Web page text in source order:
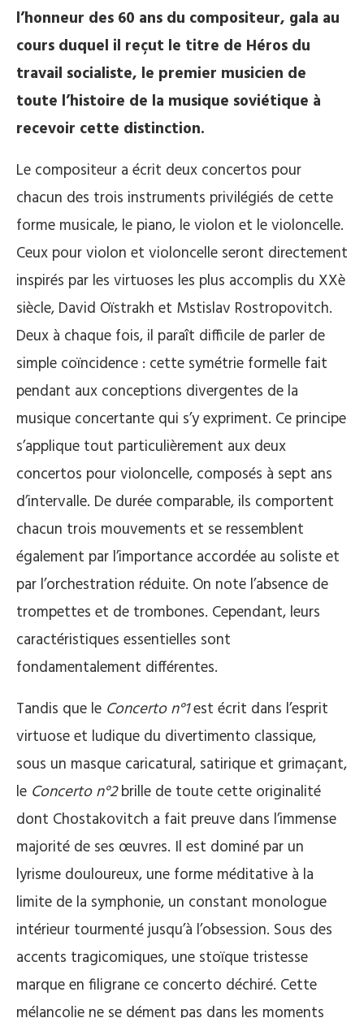
l’honneur des 60 ans du compositeur, gala au
cours duquel il reçut le titre de Héros du
travail socialiste, le premier musicien de
toute l’histoire de la musique soviétique à
recevoir cette distinction.
Le compositeur a écrit deux concertos pour
chacun des trois instruments privilégiés de cette
forme musicale, le piano, le violon et le violoncelle.
Ceux pour violon et violoncelle seront directement
inspirés par les virtuoses les plus accomplis du XXè
siècle, David Oïstrakh et Mstislav Rostropovitch.
Deux à chaque fois, il paraît difficile de parler de
simple coïncidence : cette symétrie formelle fait
pendant aux conceptions divergentes de la
musique concertante qui s’y expriment. Ce principe
s’applique tout particulièrement aux deux
concertos pour violoncelle, composés à sept ans
d’intervalle. De durée comparable, ils comportent
chacun trois mouvements et se ressemblent
également par l’importance accordée au soliste et
par l’orchestration réduite. On note l’absence de
trompettes et de trombones. Cependant, leurs
caractéristiques essentielles sont
fondamentalement différentes.
Tandis que le Concerto n°1est écrit dans l’esprit
virtuose et ludique du divertimento classique,
sous un masque caricatural, satirique et grimaçant,
le Concerto n°2brille de toute cette originalité
dont Chostakovitch a fait preuve dans l’immense
majorité de ses œuvres. Il est dominé par un
lyrisme douloureux, une forme méditative à la
limite de la symphonie, un constant monologue
intérieur tourmenté jusqu’à l’obsession. Sous des
accents tragicomiques, une stoïque tristesse
marque en filigrane ce concerto déchiré. Cette